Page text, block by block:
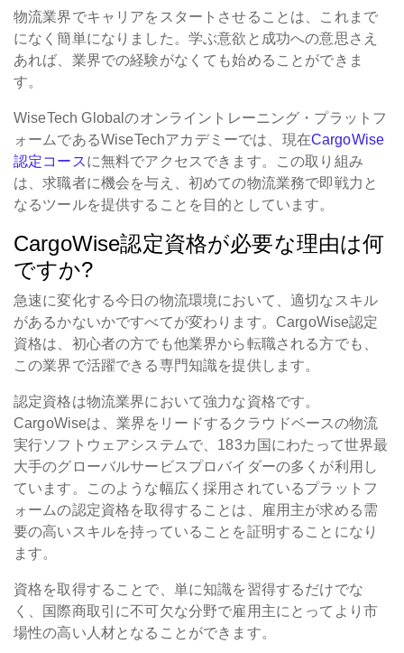
物流業界でキャリアをスタートさせることは、これまで
になく簡単になりました。学ぶ意欲と成功への意思さえ
あれば、業界での経験がなくても始めることができま
す。
WiseTech Globalのオンライントレーニング・プラットフ
ォームであるWiseTechアカデミーでは、現在CargoWise
認定コースに無料でアクセスできます。この取り組み
は、求職者に機会を与え、初めての物流業務で即戦力と
なるツールを提供することを目的としています。
CargoWise認定資格が必要な理由は何
ですか?
急速に変化する今日の物流環境において、適切なスキル
があるかないかですべてが変わります。CargoWise認定
資格は、初心者の方でも他業界から転職される方でも、
この業界で活躍できる専門知識を提供します。
認定資格は物流業界において強力な資格です。
CargoWiseは、業界をリードするクラウドベースの物流
実行ソフトウェアシステムで、183カ国にわたって世界最
大手のグローバルサービスプロバイダーの多くが利用し
ています。このような幅広く採用されているプラットフ
ォームの認定資格を取得することは、雇用主が求める需
要の高いスキルを持っていることを証明することになり
ます。
資格を取得することで、単に知識を習得するだけでな
く、国際商取引に不可欠な分野で雇用主にとってより市
場性の高い人材となることができます。